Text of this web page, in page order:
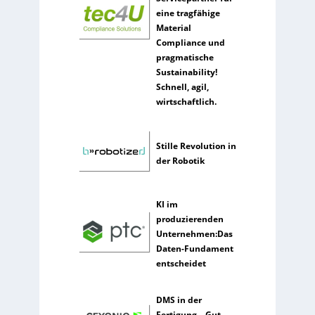
e
l
t
t
h
eine tragfähige
Material
Compliance und
pragmatische
Sustainability!
Schnell, agil,
wirtschaftlich.
Stille Revolution in
der Robotik
KI im
produzierenden
Unternehmen:Das
Daten-Fundament
entscheidet
DMS in der